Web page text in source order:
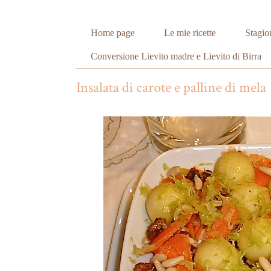
Home page Le mie ricette
Conversione Lievito madre e Lievito di Birra
Insalata di carote e palline di mela